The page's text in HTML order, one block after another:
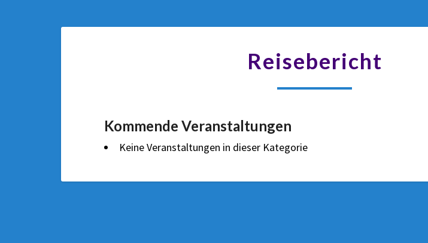
Reisebericht
Kommende Veranstaltungen
Keine Veranstaltungen in dieser Kategorie